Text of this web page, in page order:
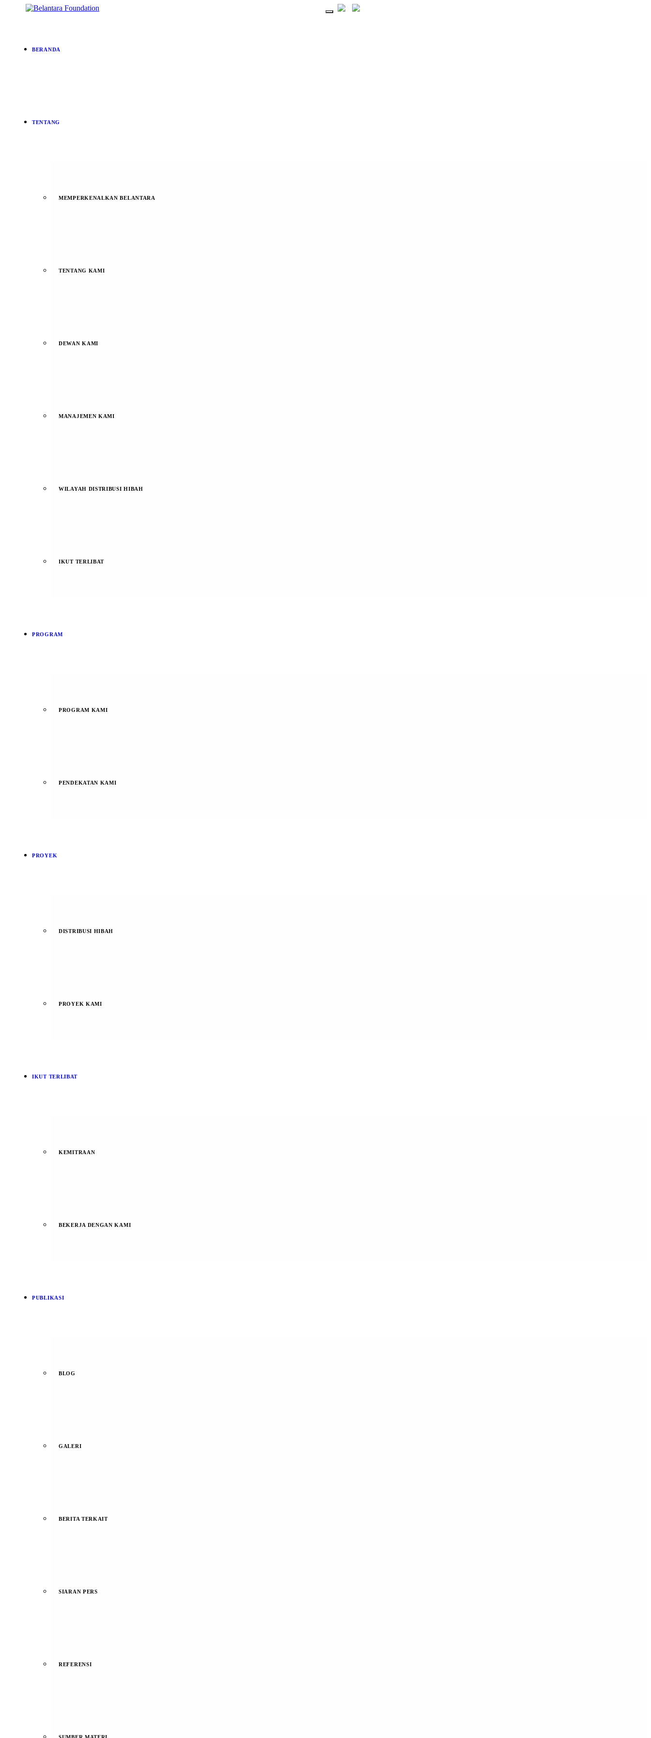
BERANDA
TENTANG
MEMPERKENALKAN BELANTARA
TENTANG KAMI
DEWAN KAMI
MANAJEMEN KAMI
WILAYAH DISTRIBUSI HIBAH
IKUT TERLIBAT
PROGRAM
PROGRAM KAMI
PENDEKATAN KAMI
PROYEK
DISTRIBUSI HIBAH
PROYEK KAMI
IKUT TERLIBAT
KEMITRAAN
BEKERJA DENGAN KAMI
PUBLIKASI
BLOG
GALERI
BERITA TERKAIT
SIARAN PERS
REFERENSI